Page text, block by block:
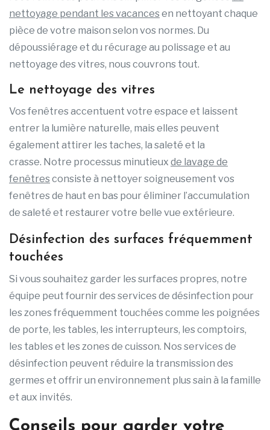
nettoyage pendant les vacances en nettoyant chaque
pièce de votre maison selon vos normes. Du
dépoussiérage et du récurage au polissage et au
nettoyage des vitres, nous couvrons tout.
Le nettoyage des vitres
Vos fenêtres accentuent votre espace et laissent
entrer la lumière naturelle, mais elles peuvent
également attirer les taches, la saleté et la
crasse. Notre processus minutieux de lavage de
fenêtres consiste à nettoyer soigneusement vos
fenêtres de haut en bas pour éliminer l’accumulation
de saleté et restaurer votre belle vue extérieure.
Désinfection des surfaces fréquemment
touchées
Si vous souhaitez garder les surfaces propres, notre
équipe peut fournir des services de désinfection pour
les zones fréquemment touchées comme les poignées
de porte, les tables, les interrupteurs, les comptoirs,
les tables et les zones de cuisson. Nos services de
désinfection peuvent réduire la transmission des
germes et offrir un environnement plus sain à la famille
et aux invités.
Conseils pour garder votre